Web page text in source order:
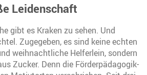
Leidenschaft
gibt es Kraken zu sehen. Und
Zugegeben, es sind keine echten
weihnachtliche Helferlein, sondern
Zucker. Denn die Förderpädagogik-